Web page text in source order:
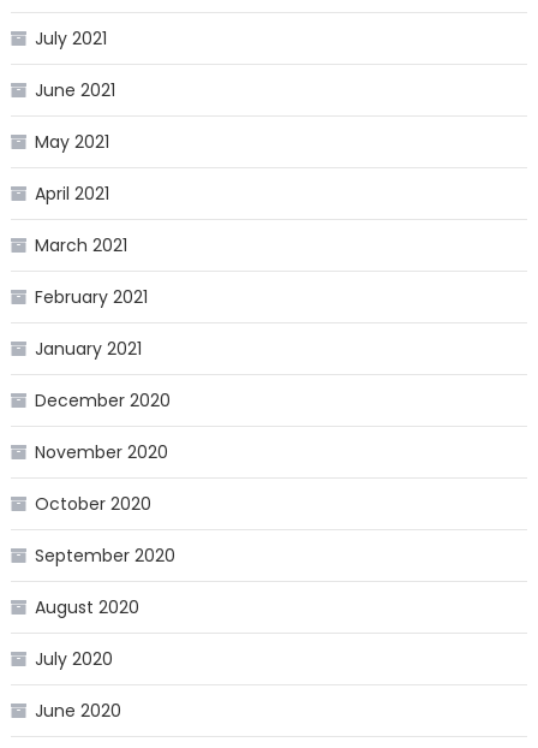
July 2021
June 2021
May 2021
April 2021
March 2021
February 2021
January 2021
December 2020
November 2020
October 2020
September 2020
August 2020
July 2020
June 2020